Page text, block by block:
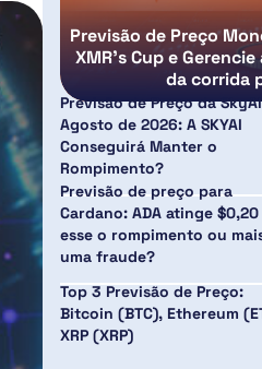
Previsão de Preço
XMR’s Cup e
da corrida
Previsão de Preço da SkyAI
Agosto de 2026: A SKYAI
Conseguirá Manter o
Rompimento?
Previsão de preço para
Cardano: ADA atinge
esse o rompimento ou
uma fraude?
Top 3 Previsão de Preço:
Bitcoin (BTC), Ethereum
XRP (XRP)